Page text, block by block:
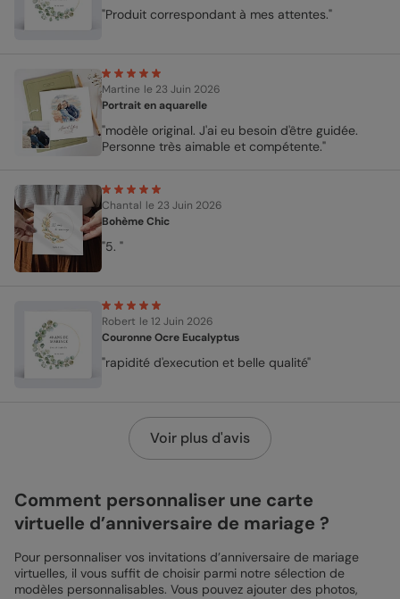
"Produit correspondant à mes attentes."
Martine le 23 Juin 2026
Portrait en aquarelle
"modèle original. J'ai eu besoin d'être guidée.
Personne très aimable et compétente."
Chantal le 23 Juin 2026
Bohème Chic
"5. "
Robert le 12 Juin 2026
Couronne Ocre Eucalyptus
"rapidité d'execution et belle qualité"
Voir plus d'avis
Comment personnaliser une carte
virtuelle d’anniversaire de mariage ?
Pour personnaliser vos invitations d’anniversaire de mariage
virtuelles, il vous suffit de choisir parmi notre sélection de
modèles personnalisables. Vous pouvez ajouter des photos,